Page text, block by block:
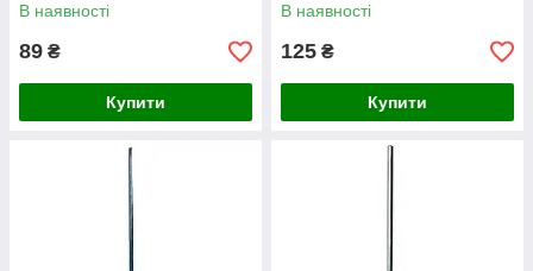
В наявності
89 ₴
Купити
В наявності
125 ₴
Купити